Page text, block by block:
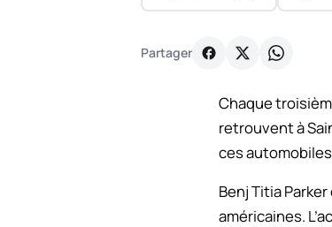
Partager
Chaque
retrouvent à
ces
Benj Titia
américaines.